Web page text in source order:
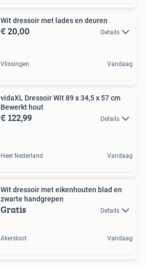
Wit dressoir met lades en deuren
€ 20,00 Details
Vlissingen Vandaag
vidaXL Dressoir Wit 89 x 34,5 x 57 cm
Bewerkt hout
€ 122,99 Details
Heel Nederland Vandaag
Wit dressoir met eikenhouten blad en
zwarte handgrepen
Gratis Details
Akersloot Vandaag